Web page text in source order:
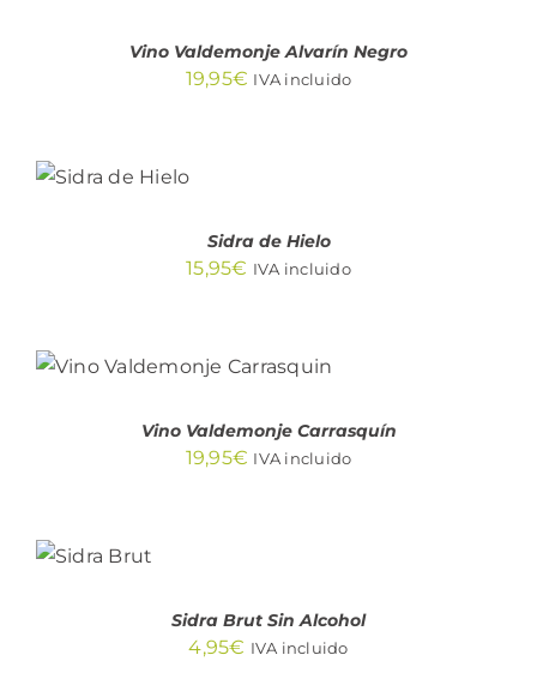
Vino Valdemonje Alvarín Negro
19,95€ IVA incluido
CARRITO
Sidra de Hielo
15,95€ IVA incluido
/
Vino Valdemonje Carrasquín
19,95€ IVA incluido
CARRITO
Sidra Brut Sin Alcohol
4,95€ IVA incluido